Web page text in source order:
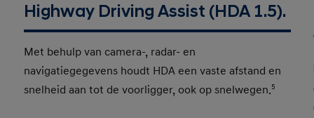
Highway Driving Assist (HDA 1.5).
Met behulp van camera-, radar- en
navigatiegegevens houdt HDA een vaste afstand en
snelheid aan tot de voorligger, ook op snelwegen.5